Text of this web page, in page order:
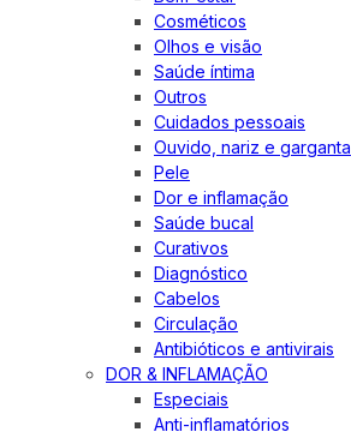
Cosméticos
Olhos e visão
Saúde íntima
Outros
Cuidados pessoais
Ouvido, nariz e garganta
Pele
Dor e inflamação
Saúde bucal
Curativos
Diagnóstico
Cabelos
Circulação
Antibióticos e antivirais
DOR & INFLAMAÇÃO
Especiais
Anti-inflamatórios